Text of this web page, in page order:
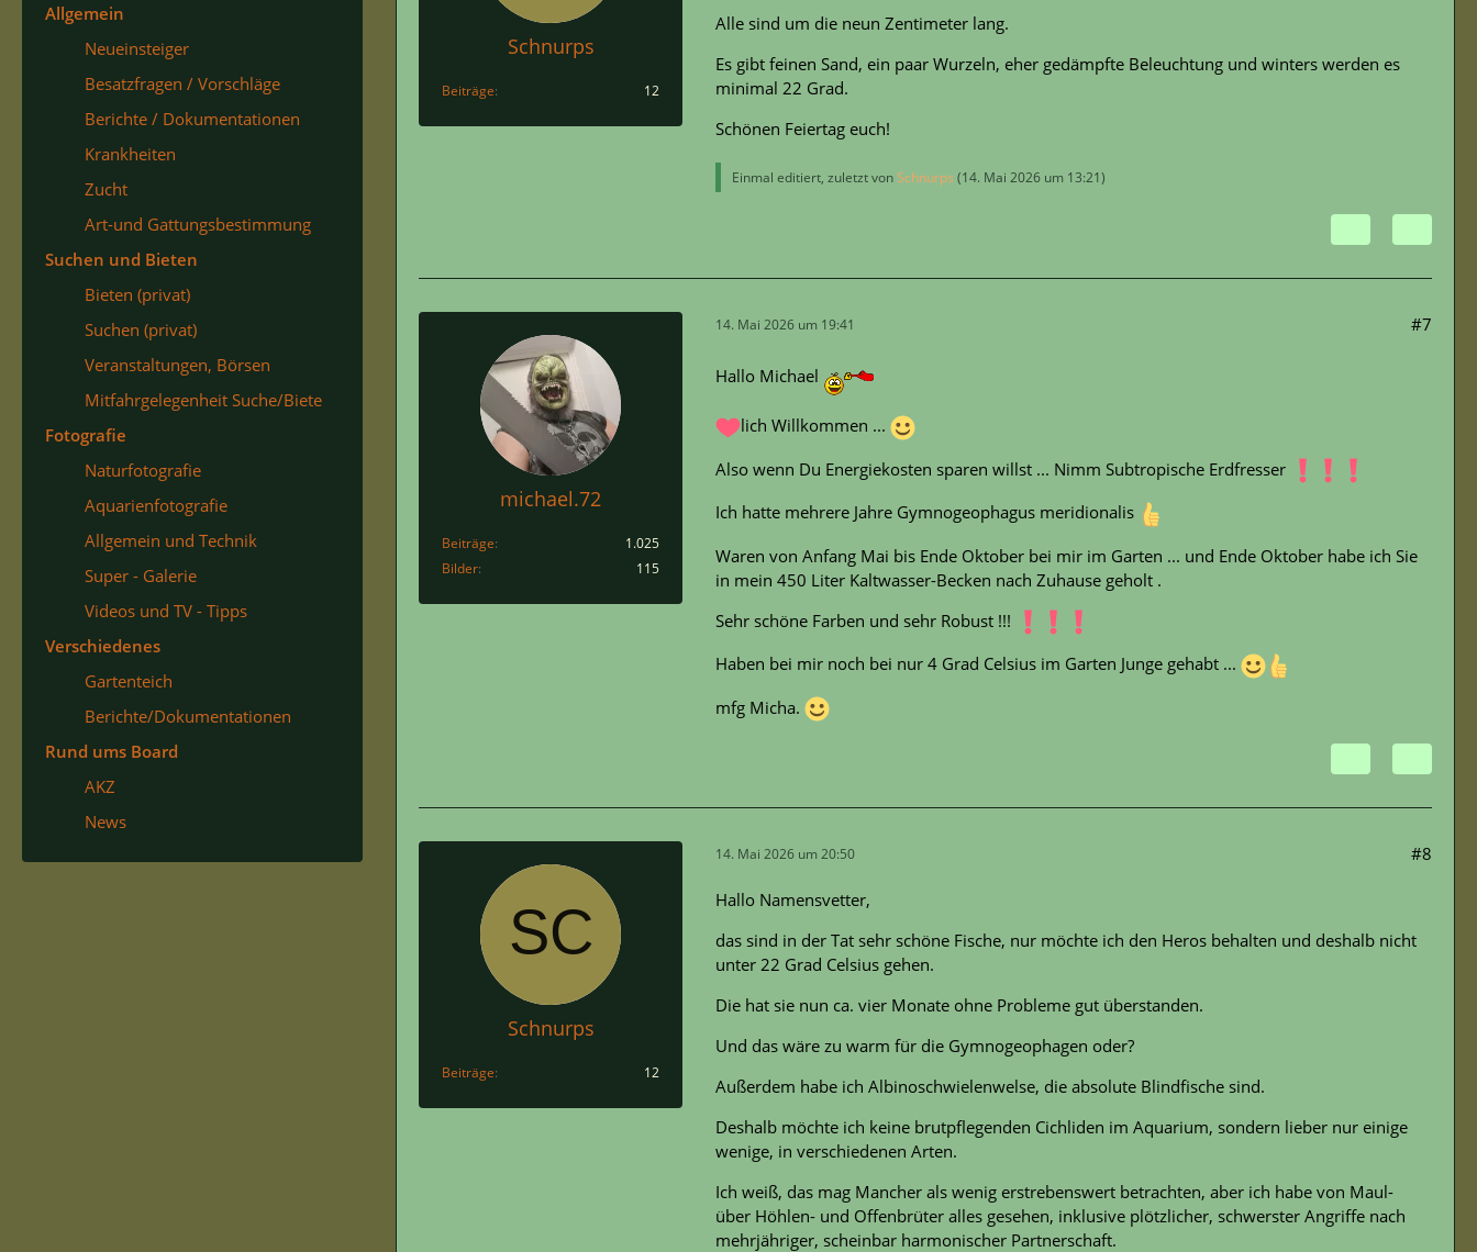
Allgemein
Neueinsteiger
Besatzfragen / Vorschläge
Berichte / Dokumentationen
Krankheiten
Zucht
Art-und Gattungsbestimmung
Suchen und Bieten
Bieten (privat)
Suchen (privat)
Veranstaltungen, Börsen
Mitfahrgelegenheit Suche/Biete
Fotografie
Naturfotografie
Aquarienfotografie
Allgemein und Technik
Super - Galerie
Videos und TV - Tipps
Verschiedenes
Gartenteich
Berichte/Dokumentationen
Rund ums Board
AKZ
News
Schnurps
Beiträge 12
Alle sind um die neun Zentimeter lang.
Es gibt feinen Sand, ein paar Wurzeln, eher gedämpfte Beleuchtung und winters werden es
minimal 22 Grad.
Schönen Feiertag euch!
Einmal editiert, zuletzt vonSchnurps (14. Mai 2026 um 13:21)
michael.72
Beiträge
1.025
Bilder
115
14. Mai 2026 um 19:41 #7
Hallo Michael
lich Willkommen ...
Also wenn Du Energiekosten sparen willst ... Nimm Subtropische Erdfresser
Ich hatte mehrere Jahre Gymnogeophagus meridionalis
Waren von Anfang Mai bis Ende Oktober bei mir im Garten ... und Ende Oktober habe ich Sie
in mein 450 Liter Kaltwasser-Becken nach Zuhause geholt .
Sehr schöne Farben und sehr Robust !!!
Haben bei mir noch bei nur 4 Grad Celsius im Garten Junge gehabt ...
mfg Micha.
Schnurps
Beiträge 12
14. Mai 2026 um 20:50 #8
Hallo Namensvetter,
das sind in der Tat sehr schöne Fische, nur möchte ich den Heros behalten und deshalb nicht
unter 22 Grad Celsius gehen.
Die hat sie nun ca. vier Monate ohne Probleme gut überstanden.
Und das wäre zu warm für die Gymnogeophagen oder?
Außerdem habe ich Albinoschwielenwelse, die absolute Blindfische sind.
Deshalb möchte ich keine brutpflegenden Cichliden im Aquarium, sondern lieber nur einige
wenige, in verschiedenen Arten.
Ich weiß, das mag Mancher als wenig erstrebenswert betrachten, aber ich habe von Maul-
über Höhlen- und Offenbrüter alles gesehen, inklusive plötzlicher, schwerster Angriffe nach
mehrjähriger, scheinbar harmonischer Partnerschaft.